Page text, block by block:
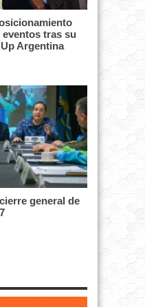
tras su
Argentina
general de